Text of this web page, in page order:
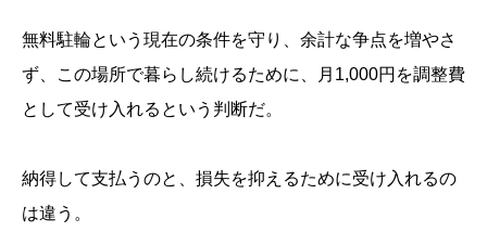
無料駐輪という現在の条件を守り、余計な争点を増やさ
ず、この場所で暮らし続けるために、月1,000円を調整費
として受け入れるという判断だ。
納得して支払うのと、損失を抑えるために受け入れるの
は違う。
納得できる金額と、受け入れる金額は違う
暮らしの判断は、一つの数字だけでは決められない